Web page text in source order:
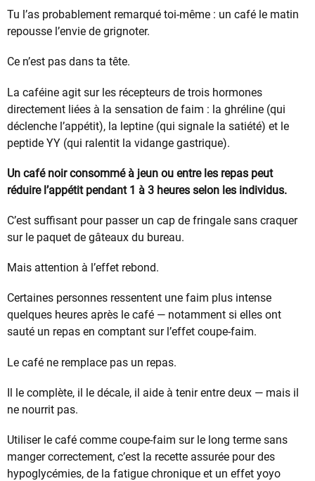
Tu l’as probablement remarqué toi-même : un café le matin
repousse l’envie de grignoter.
Ce n’est pas dans ta tête.
La caféine agit sur les récepteurs de trois hormones
directement liées à la sensation de faim : la ghréline (qui
déclenche l’appétit), la leptine (qui signale la satiété) et le
peptide YY (qui ralentit la vidange gastrique).
Un café noir consommé à jeun ou entre les repas peut
réduire l’appétit pendant 1 à 3 heures selon les individus.
C’est suffisant pour passer un cap de fringale sans craquer
sur le paquet de gâteaux du bureau.
Mais attention à l’effet rebond.
Certaines personnes ressentent une faim plus intense
quelques heures après le café — notamment si elles ont
sauté un repas en comptant sur l’effet coupe-faim.
Le café ne remplace pas un repas.
Il le complète, il le décale, il aide à tenir entre deux — mais il
ne nourrit pas.
Utiliser le café comme coupe-faim sur le long terme sans
manger correctement, c’est la recette assurée pour des
hypoglycémies, de la fatigue chronique et un effet yoyo